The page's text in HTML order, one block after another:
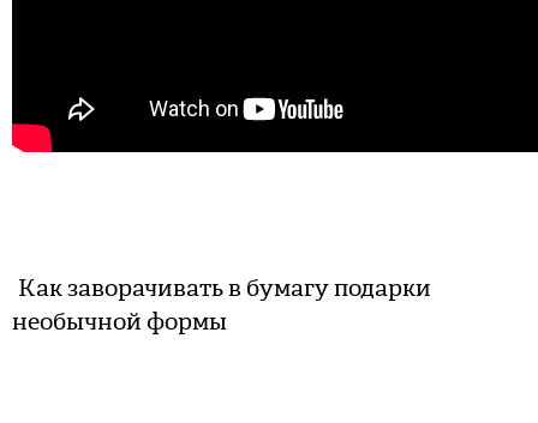
Как заворачивать в бумагу подарки
необычной формы